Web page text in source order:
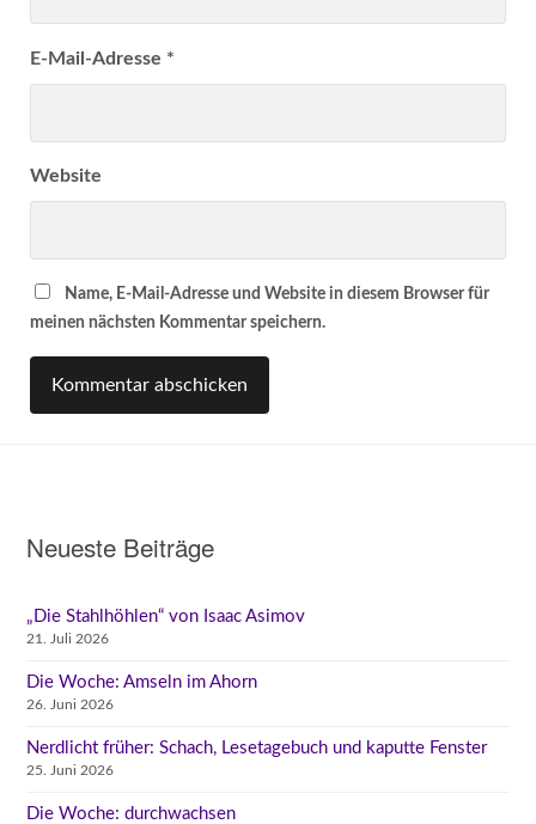
E-Mail-Adresse *
Website
Name, E-Mail-Adresse und Website in diesem Browser für
meinen nächsten Kommentar speichern.
Neueste Beiträge
„Die Stahlhöhlen“ von Isaac Asimov
21. Juli 2026
Die Woche: Amseln im Ahorn
26. Juni 2026
Nerdlicht früher: Schach, Lesetagebuch und kaputte Fenster
25. Juni 2026
Die Woche: durchwachsen